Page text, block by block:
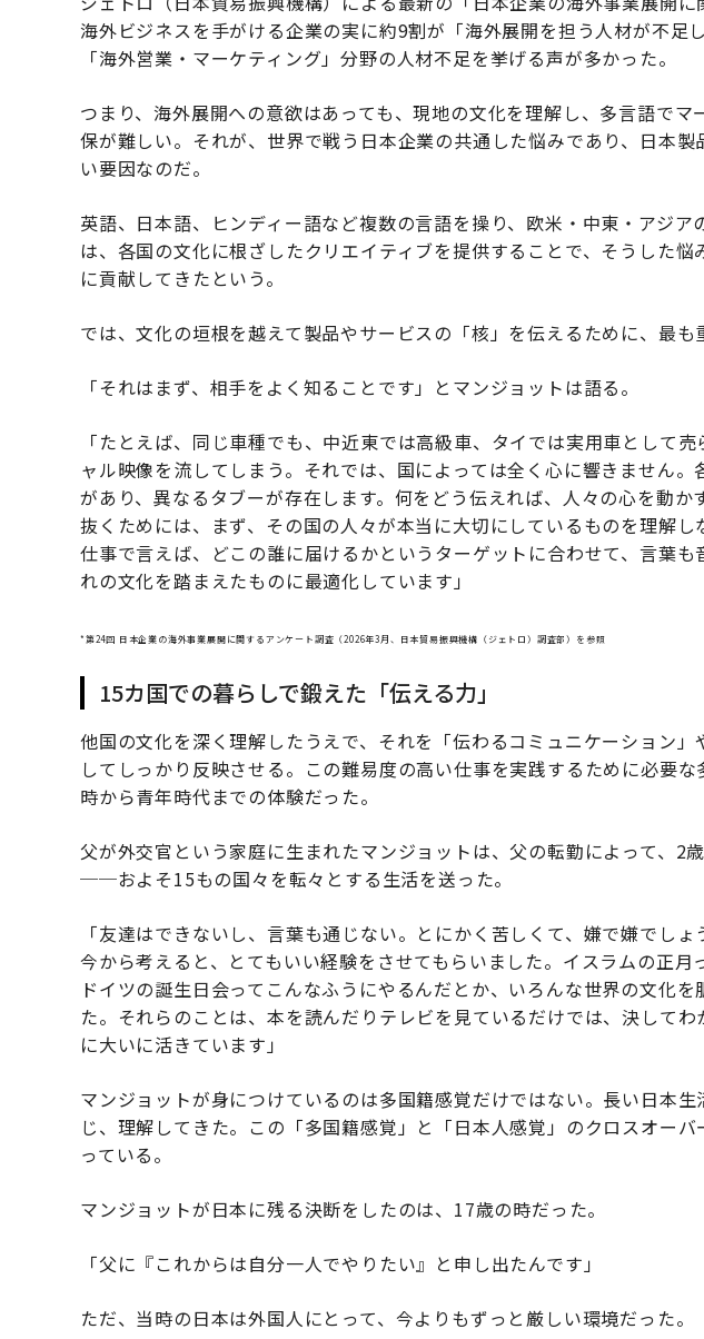
海外ビジネスを手がける企業の実に約9割が「海外展開を担う人材が不足
「海外営業・マーケティング」分野の人材不足を挙げる声が多かった。
つまり、海外展開への意欲はあっても、現地の文化を理解し、多言語で
保が難しい。それが、世界で戦う日本企業の共通した悩みであり、日本
い要因なのだ。
英語、日本語、ヒンディー語など複数の言語を操り、欧米・中東・アジア
は、各国の文化に根ざしたクリエイティブを提供することで、そうした
に貢献してきたという。
では、文化の垣根を越えて製品やサービスの「核」を伝えるために、最も
「それはまず、相手をよく知ることです」とマンジョットは語る。
「たとえば、同じ車種でも、中近東では高級車、タイでは実用車として
ャル映像を流してしまう。それでは、国によっては全く心に響きません
があり、異なるタブーが存在します。何をどう伝えれば、人々の心を動か
抜くためには、まず、その国の人々が本当に大切にしているものを理解し
仕事で言えば、どこの誰に届けるかというターゲットに合わせて、言葉も
れの文化を踏まえたものに最適化しています」
*第24回 日本企業の海外事業展開に関するアンケート調査（2026年3月、日本貿易振興機構（ジェトロ）調査部）を参照
15カ国での暮らしで鍛えた「伝える力」
他国の文化を深く理解したうえで、それを「伝わるコミュニケーション」
してしっかり反映させる。この難易度の高い仕事を実践するために必要
時から青年時代までの体験だった。
父が外交官という家庭に生まれたマンジョットは、父の転勤によって、2
──およそ15もの国々を転々とする生活を送った。
「友達はできないし、言葉も通じない。とにかく苦しくて、嫌で嫌でしょ
今から考えると、とてもいい経験をさせてもらいました。イスラムの正月
ドイツの誕生日会ってこんなふうにやるんだとか、いろんな世界の文化
た。それらのことは、本を読んだりテレビを見ているだけでは、決して
に大いに活きています」
マンジョットが身につけているのは多国籍感覚だけではない。長い日本
じ、理解してきた。この「多国籍感覚」と「日本人感覚」のクロスオー
っている。
マンジョットが日本に残る決断をしたのは、17歳の時だった。
「父に『これからは自分一人でやりたい』と申し出たんです」
ただ、当時の日本は外国人にとって、今よりもずっと厳しい環境だった。